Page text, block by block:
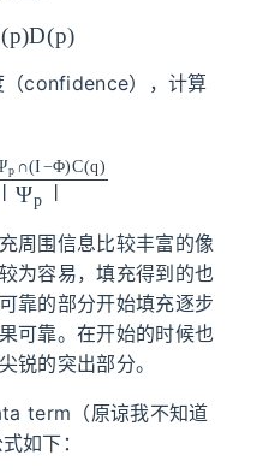
(p)D(p)
（confidence），计算
∣Ψp
p ∩(I −Φ)C(q)
周围信息比较丰富的像
为容易，填充得到的也
靠的部分开始填充逐步
可靠。在开始的时候也
锐的突出部分。
term（原谅我不知道
如下：